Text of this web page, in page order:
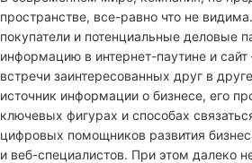
пространстве, все-равно что не
покупатели и потенциальные деловые
информацию в интернет-паутине и сайт
встречи заинтересованных друг в
источник информации о бизнесе, его
ключевых фигурах и способах
цифровых помощников развития
и веб-специалистов. При этом далеко